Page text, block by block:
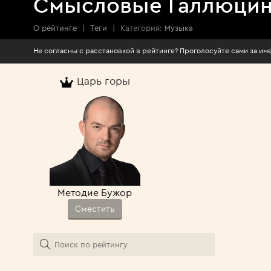
О рейтинге | Теги | Категория: Музыка
Не согласны с расстановкой в рейтинге?
Царь горы
Методие Бужор
Сместить